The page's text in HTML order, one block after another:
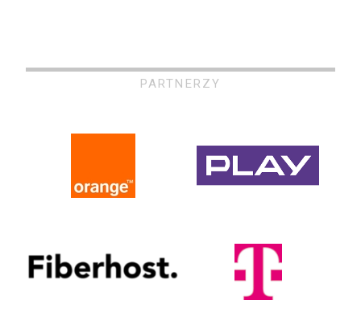
PARTNERZY